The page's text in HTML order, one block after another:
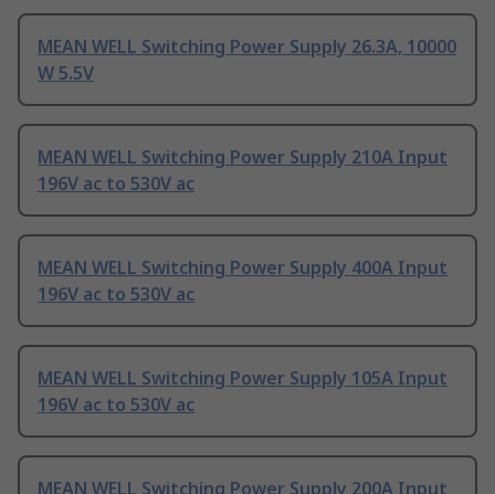
MEAN WELL Switching Power Supply 26.3A, 10000
W 5.5V
MEAN WELL Switching Power Supply 210A Input
196V ac to 530V ac
MEAN WELL Switching Power Supply 400A Input
196V ac to 530V ac
MEAN WELL Switching Power Supply 105A Input
196V ac to 530V ac
MEAN WELL Switching Power Supply 200A Input